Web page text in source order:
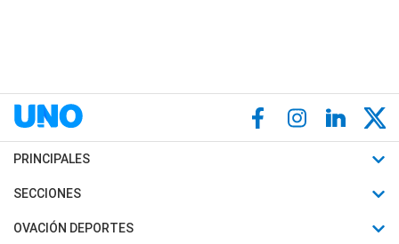
PRINCIPALES
Últimas Noticias
Política
SECCIONES
Horóscopo
OVACIÓN DEPORTES